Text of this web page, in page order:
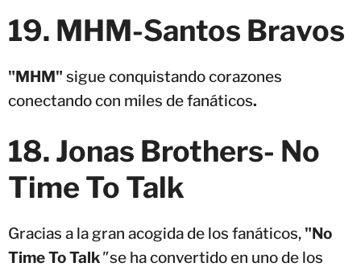
19. MHM-Santos Bravos
"MHM" sigue conquistando corazones
conectando con miles de fanáticos.
18. Jonas Brothers- No
Time To Talk
Gracias a la gran acogida de los fanáticos, "No
Time To Talk"se ha convertido en uno de los